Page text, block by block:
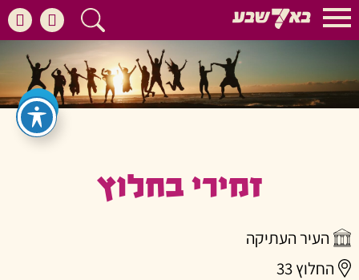
זמירי בחלוץ
העיר העתיקה
החלוץ 33